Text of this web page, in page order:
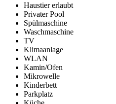
Haustier erlaubt
Privater Pool
Spülmaschine
Waschmaschine
TV
Klimaanlage
WLAN
Kamin/Ofen
Mikrowelle
Kinderbett
Parkplatz